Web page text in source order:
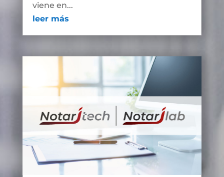
viene en...
leer más